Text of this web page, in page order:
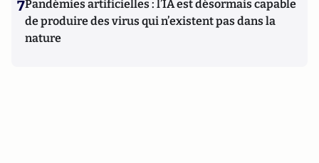
7Pandémies artificielles : l’IA est désormais capable
de produire des virus qui n’existent pas dans la
nature